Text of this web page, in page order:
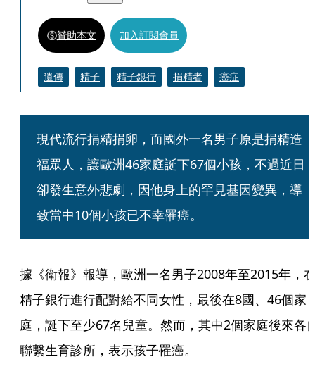
贊助本文 加入訂閱會員
遺傳 精子 精子銀行 捐精者 癌症
現代流行捐精捐卵，而國外一名男子原是捐精造
福眾人，讓歐洲46家庭誕下67個小孩，不過近日
卻發生意外悲劇，因他身上的罕見基因變異，導
致當中10個小孩已不幸罹癌。
據《衛報》報導，歐洲一名男子2008年至2015年，
精子銀行進行配對給不同女性，最後在8國、46個家
庭，誕下至少67名兒童。然而，其中2個家庭後來各
聯繫生育診所，表示孩子罹癌。